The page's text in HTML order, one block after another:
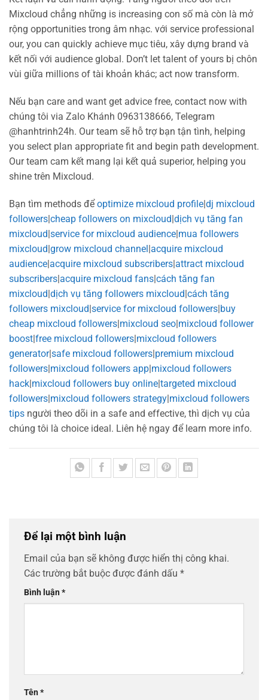
Mixcloud chẳng những is increasing con số mà còn là mở
rộng opportunities trong âm nhạc. với service professional
our, you can quickly achieve mục tiêu, xây dựng brand và
kết nối với audience global. Don’t let talent of yours bị chôn
vùi giữa millions of tài khoản khác; act now transform.
Nếu bạn care and want get advice free, contact now with
chúng tôi via Zalo Khánh 0963138666, Telegram
@hanhtrinh24h. Our team sẽ hỗ trợ bạn tận tình, helping
you select plan appropriate fit and begin path development.
Our team cam kết mang lại kết quả superior, helping you
shine trên Mixcloud.
Bạn tìm methods đểoptimize mixcloud profile|dj mixcloud
followers|cheap followers on mixcloud|dịch vụ tăng fan
mixcloud|service for mixcloud audience|mua followers
mixcloud|grow mixcloud channel|acquire mixcloud
audience|acquire mixcloud subscribers|attract mixcloud
subscribers|acquire mixcloud fans|cách tăng fan
mixcloud|dịch vụ tăng followers mixcloud|cách tăng
followers mixcloud|service for mixcloud followers|buy
cheap mixcloud followers|mixcloud seo|mixcloud follower
boost|free mixcloud followers|mixcloud followers
generator|safe mixcloud followers|premium mixcloud
followers|mixcloud followers app|mixcloud followers
hack|mixcloud followers buy online|targeted mixcloud
followers|mixcloud followers strategy|mixcloud followers
tips người theo dõi in a safe and effective, thì dịch vụ của
chúng tôi là choice ideal. Liên hệ ngay để learn more info.
Để lại một bình luận
Email của bạn sẽ không được hiển thị công khai.
Các trường bắt buộc được đánh dấu *
Bình luận*
Tên*